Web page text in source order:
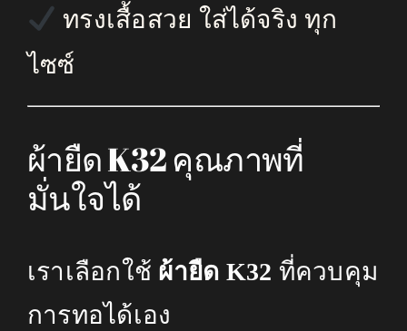
ทรงเสื้อสวย ใส่ได้จริง ทุก
ไซซ์
ผ้ายืด K32 คุณภาพที่
มั่นใจได้
เราเลือกใช้ ผ้ายืด K32 ที่ควบคุม
การทอได้เอง